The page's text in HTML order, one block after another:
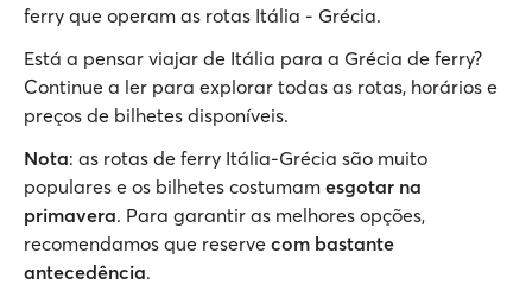
ferry que operam as rotas Itália - Grécia.
Está a pensar viajar de Itália para a Grécia de ferry?
Continue a ler para explorar todas as rotas, horários e
preços de bilhetes disponíveis.
Nota: as rotas de ferry Itália-Grécia são muito
populares e os bilhetes costumam esgotar na
primavera. Para garantir as melhores opções,
recomendamos que reserve com bastante
antecedência.